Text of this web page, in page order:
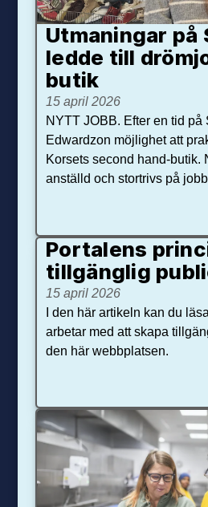
Utmaningar på
ledde till
butik
15 april 2026
NYTT JOBB. Efter en tid på
Edwardzon möjlighet att
Korsets second hand-butik.
anställd och stortrivs på
Portalens
tillgänglig
15 april 2026
I den här artikeln kan du
arbetar med att skapa
den här webbplatsen.